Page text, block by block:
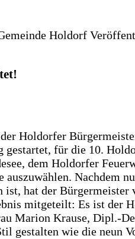
Holdorf
Holdorfer
für die 10.
dem Holdorfer
auszuwählen. Nachdem
ist, hat der Bürgermeister
mitgeteilt: Es ist der
Marion Krause, Dipl.-
gestalten wie die neun